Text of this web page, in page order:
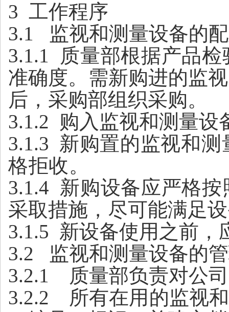
3 工作程序
3.1
监视和测量设备的
3.1.1
质量部根据产品
准确度。需新购进的监
后，采购部组织采购。
3.1.2 购入监视和测量设
3.1.3 新购置的监视和
格拒收。
3.1.4 新购设备应严格
采取措施，尽可能满足
3.1.5 新设备使用之前，
3.2
监视和测量设备的
3.2.1 质量部负责对公
3.2.2 所有在用的监视